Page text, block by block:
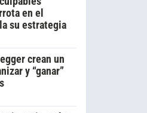
en el
su estrategia
crean un
y “ganar”